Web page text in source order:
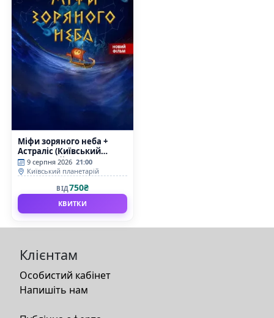
Міфи зоряного неба +
Астраліс (Київський
планетарій)
9 серпня 2026 21:00
Київський планетарій
ВІД750₴
КВИТКИ
Клієнтам
Особистий кабінет
Напишіть нам